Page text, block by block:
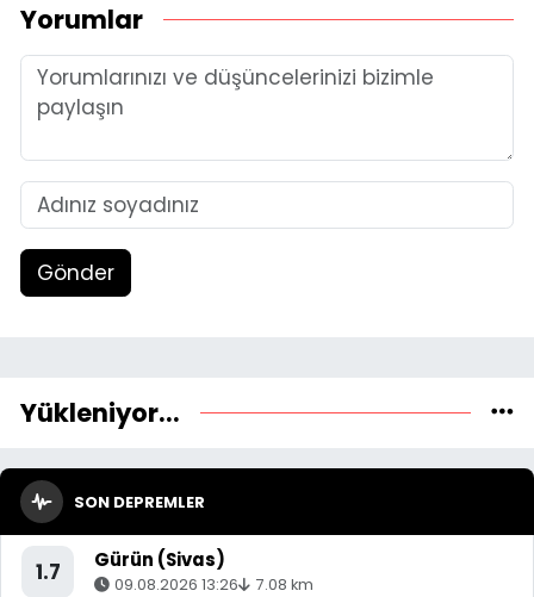
Yorumlar
Gönder
Yükleniyor...
SON DEPREMLER
1.7 Gürün (Sivas)
09.08.2026 13:26 7.08 km